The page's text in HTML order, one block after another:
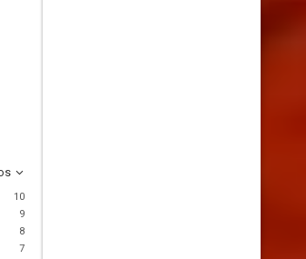
10
9
8
7